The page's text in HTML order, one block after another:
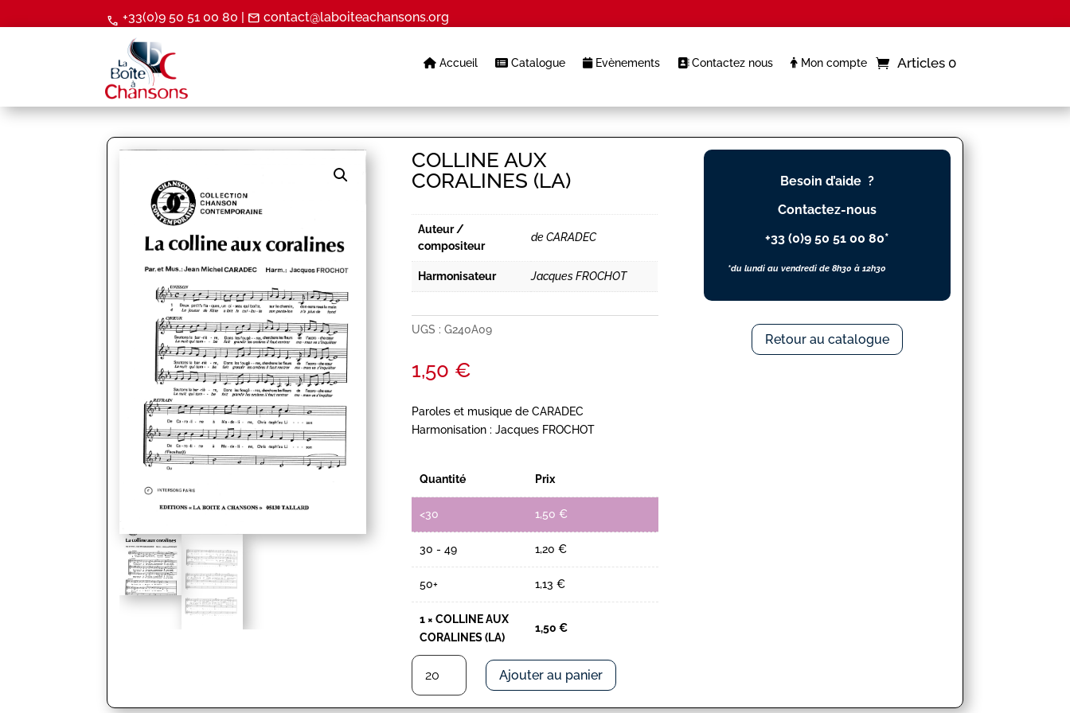
call +33(0)9 50 51 00 80 | mail contact@laboiteachansons.org
Accueil Catalogue Evènements Contactez nous Mon compte Articles 0
COLLINE AUX
CORALINES (LA)
Auteur /
compositeur
de CARADEC
Harmonisateur Jacques FROCHOT
UGS :G240A09
1,50 €
Paroles et musique de CARADEC
Harmonisation : Jacques FROCHOT
Quantité Prix
<30 1,50 €
30 - 49 1,20 €
50+ 1,13 €
1 ×COLLINE AUX
CORALINES (LA)
1,50 €
quantité
COLLINE
Ajouter au panier
Besoin d’aide ?
Contactez-nous
+33 (0)9 50 51 00 80*
*du lundi au vendredi de 8h30 à 12h30
Retour au catalogue